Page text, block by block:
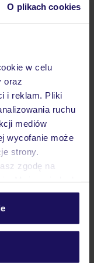
O plikach cookies
w celu
oraz
i reklam. Pliki
ruchu
mediów
wycofanie może
strony.
zgodę na
w zakładkę
znajdziesz